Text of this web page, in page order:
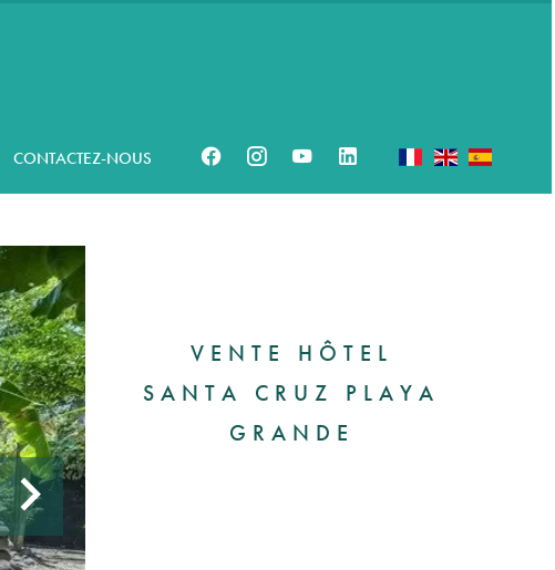
CONTACTEZ-NOUS
VENTE HÔTEL
SANTA CRUZ PLAYA
GRANDE